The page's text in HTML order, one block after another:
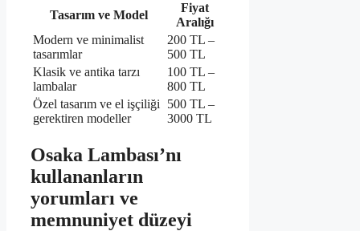
Tasarım ve Model
Fiyat
Aralığı
Modern ve minimalist
tasarımlar
200 TL –
500 TL
Klasik ve antika tarzı
lambalar
100 TL –
800 TL
Özel tasarım ve el işçiliği
gerektiren modeller
500 TL –
3000 TL
Osaka Lambası’nı
kullananların
yorumları ve
memnuniyet düzeyi